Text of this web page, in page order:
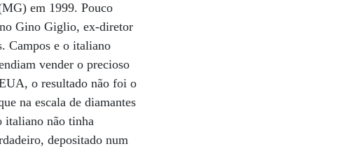
em 1999. Pouco
Gino Giglio, ex-diretor
Campos e o italiano
vender o precioso
o resultado não foi o
na escala de diamantes
italiano não tinha
depositado num